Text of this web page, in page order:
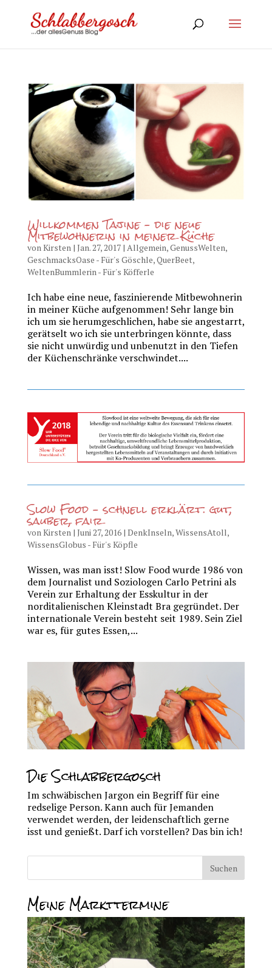
Willkommen Tajine – die neue
Mitbewohnerin in meiner Küche
von Kirsten | Jan. 27, 2017| Allgemein,GenussWelten,
GeschmacksOase - Für's Göschle,QuerBeet,
WeltenBummlerin - Für's Köfferle
Ich habe eine neue, faszinierende Mitbewohnerin
in meiner Küche aufgenommen! Sehr lange bin
ich um sie herumgeschlichen, habe sie angestarrt,
gerätselt wo ich sie unterbringen könnte, dass
sie nicht unwürdig und unbenutzt in den Tiefen
der Küchenschränke verschwindet....
Slow Food – schnell erklärt: gut,
sauber, fair
vonKirsten| Juni 27, 2016| DenkInseln,WissensAtoll,
WissensGlobus - Für's Köpfle
Wissen, was man isst! Slow Food wurde 1986 von
dem Journalist und Soziologen Carlo Petrini als
Verein zur Erhaltung der Esskultur in der
norditalienischen Kleinstadt Bra gegründet. Der
internationale Verein besteht seit 1989. Sein Ziel
war es, für gutes Essen,...
Die Schlabbergosch
Im schwäbischen Jargon ein Begriff für eine
redselige Person. Kann auch für Jemanden
verwendet werden, der leidenschaftlich gerne
isst und genießt. Darf ich vorstellen? Das bin ich!
Meine Markttermine